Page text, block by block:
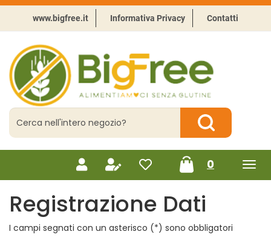
Passa
contenuto
principale
www.bigfree.it Informativa Privacy Contatti
BigFree
-
Punto
celiachia
Cerca
Prodotto
Cerca Prodotto
0prodotti
inseriti
Registrazione Dati
I campi segnati con un asterisco (*) sono obbligatori